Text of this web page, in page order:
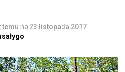
temu na 23 listopada 2017